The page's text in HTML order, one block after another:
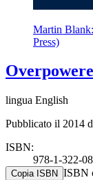
Martin
Press)
lingua English
Pubblicato il 2014
ISBN:
978-1-322-
Copia ISBN ISBN